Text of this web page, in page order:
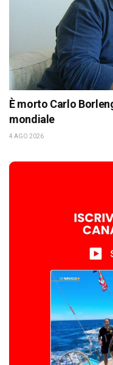
È morto Carlo
mondiale
4 AGO 2026